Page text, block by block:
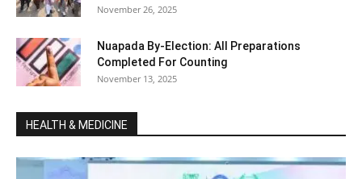
November 26, 2025
Nuapada By-Election: All Preparations
Completed For Counting
November 13, 2025
HEALTH & MEDICINE